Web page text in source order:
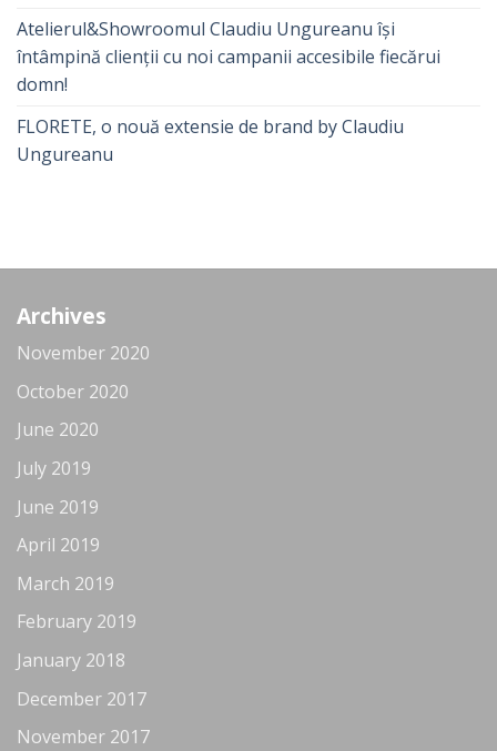
Atelierul&Showroomul Claudiu Ungureanu își
întâmpină clienții cu noi campanii accesibile fiecărui
domn!
FLORETE, o nouă extensie de brand by Claudiu
Ungureanu
Archives
November 2020
October 2020
June 2020
July 2019
June 2019
April 2019
March 2019
February 2019
January 2018
December 2017
November 2017